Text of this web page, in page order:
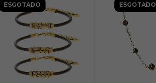
ESGOTADO ESGOTADO